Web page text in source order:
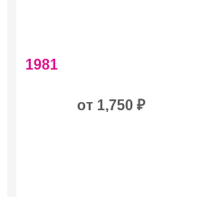
Этот
товар
несколько
1981
от 1,750 ₽